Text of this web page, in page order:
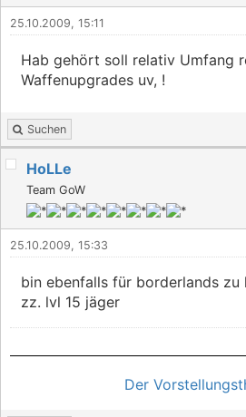
25.10.2009, 15:11
Hab gehört soll relativ Umfang
Waffenupgrades uv, !
Suchen
HoLLe
Team GoW
25.10.2009, 15:33
bin ebenfalls für borderlands zu
zz. lvl 15 jäger
Der